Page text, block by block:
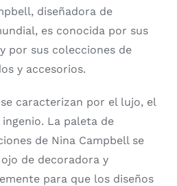
diseñadora de
es conocida por sus
por sus colecciones de
y accesorios.
caracterizan por el lujo, el
La paleta de
de Nina Campbell se
de decoradora y
para que los diseños